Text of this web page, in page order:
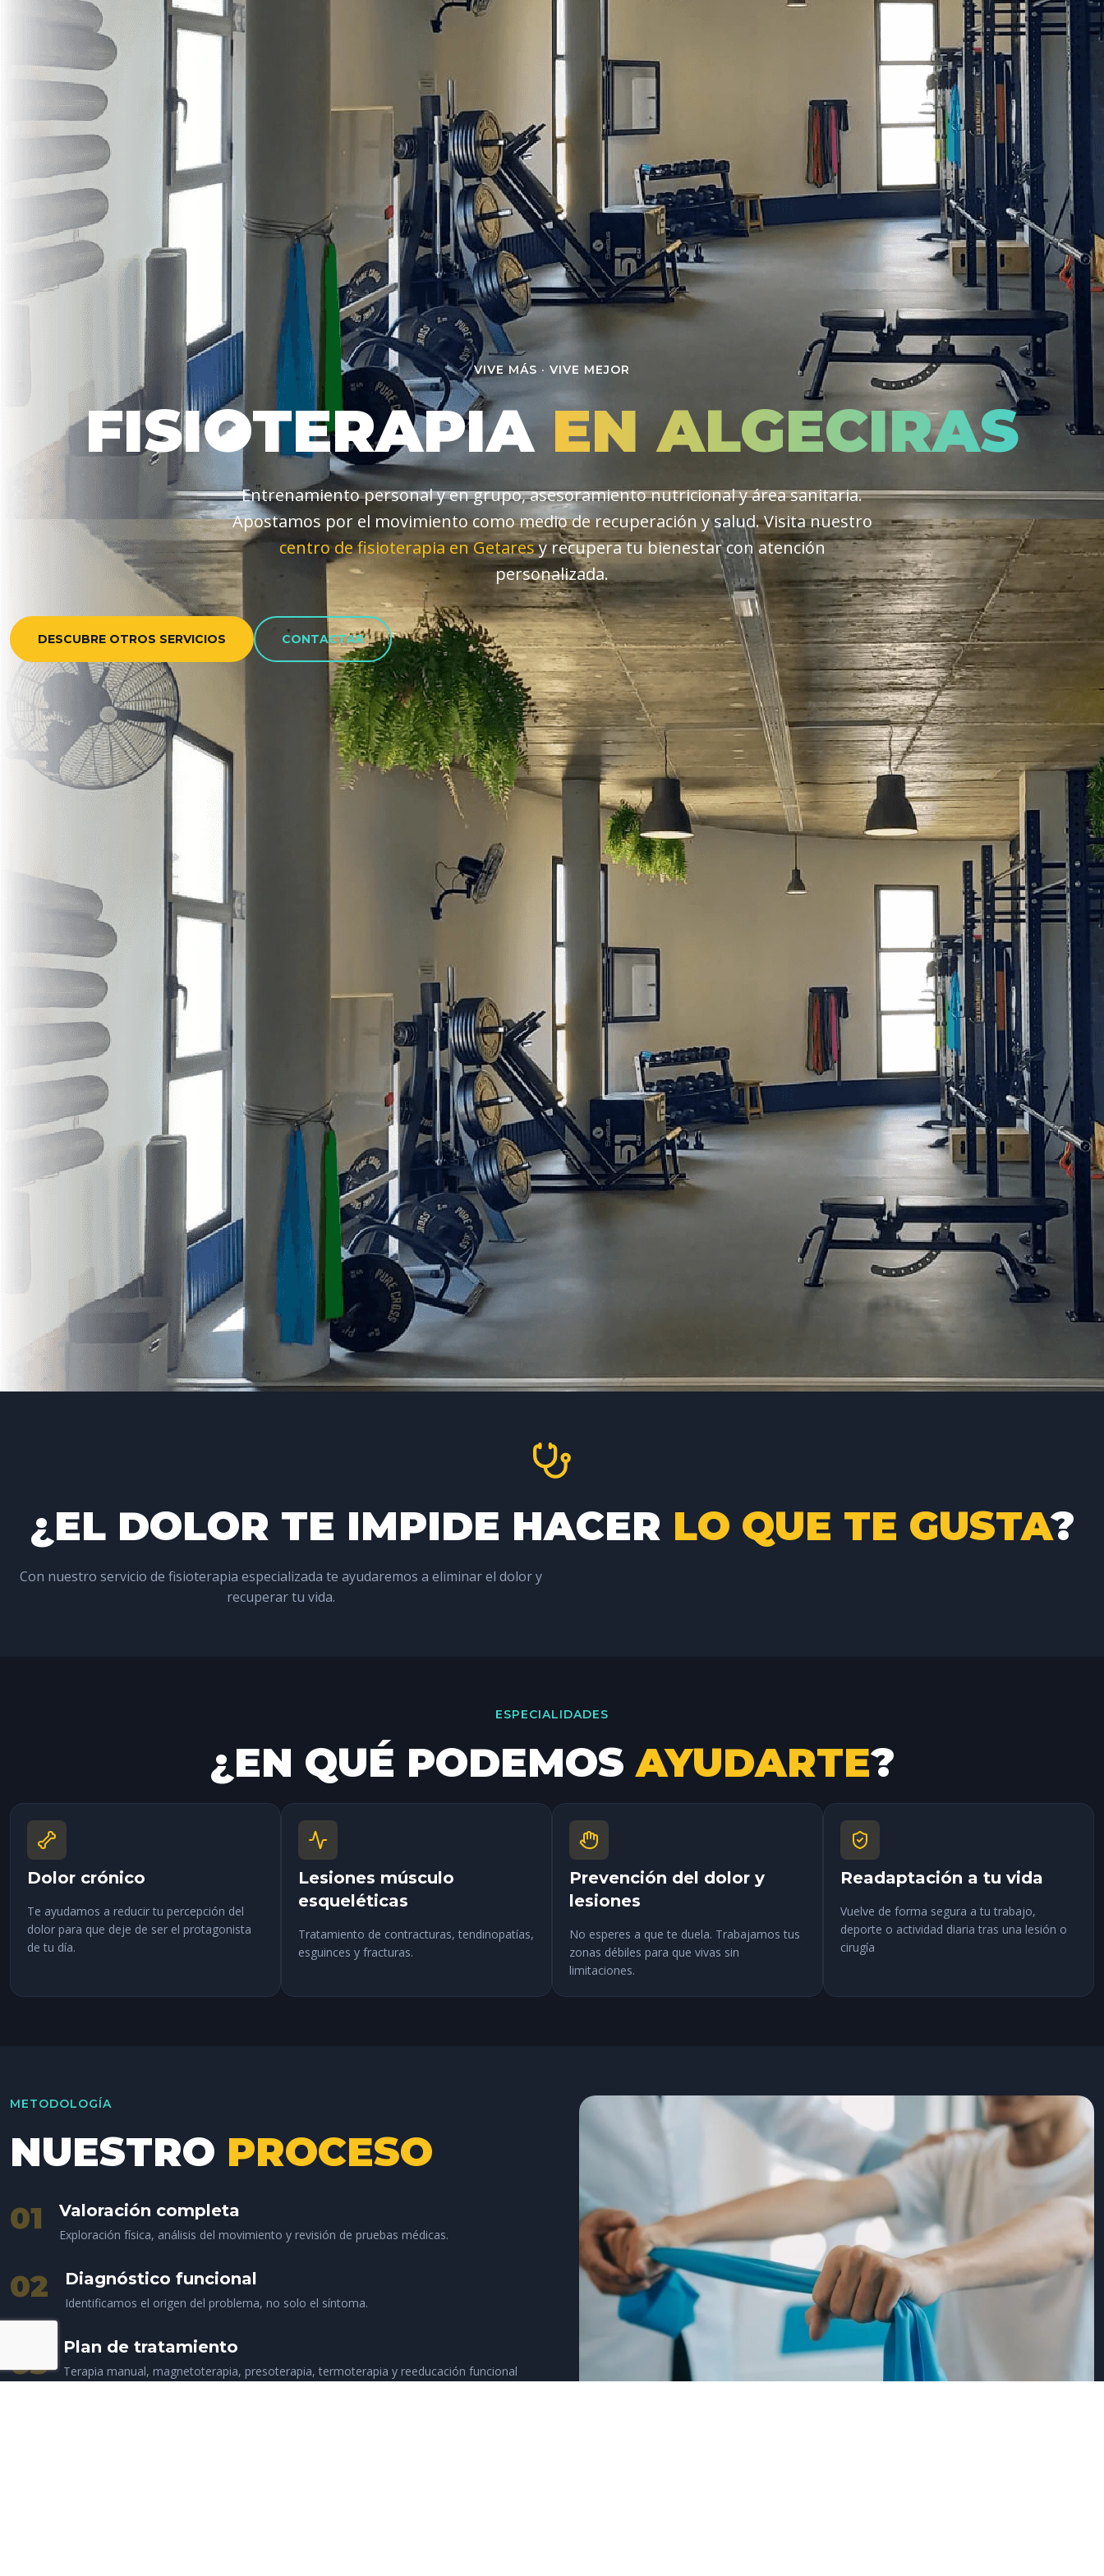
VIVE MÁS · VIVE MEJOR
FISIOTERAPIAEN ALGECIRAS
Entrenamiento personal y en grupo, asesoramiento nutricional y área sanitaria.
Apostamos por el movimiento como medio de recuperación y salud. Visita nuestro
centro de fisioterapia en Getaresy recupera tu bienestar con atención
personalizada.
DESCUBRE OTROS SERVICIOS CONTACTAR
¿EL DOLOR TE IMPIDE HACER LO QUE TE GUSTA?
Con nuestro servicio de fisioterapia especializada te ayudaremos a eliminar el dolor y
recuperar tu vida.
ESPECIALIDADES
¿EN QUÉ PODEMOSAYUDARTE?
Dolor crónico
Te ayudamos a reducir tu percepción del
dolor para que deje de ser el protagonista
de tu día.
Lesiones músculo
esqueléticas
Tratamiento de contracturas, tendinopatías,
esguinces y fracturas.
Prevención del dolor y
lesiones
No esperes a que te duela. Trabajamos tus
zonas débiles para que vivas sin
limitaciones.
Readaptación a tu vida
Vuelve de forma segura a tu trabajo,
deporte o actividad diaria tras una lesión o
cirugía
METODOLOGÍA
NUESTRO PROCESO
01 Valoración completa
Exploración física, análisis del movimiento y revisión de pruebas médicas.
02 Diagnóstico funcional
Identificamos el origen del problema, no solo el síntoma.
03 Plan de tratamiento
Terapia manual, magnetoterapia, presoterapia, termoterapia y reeducación funcional